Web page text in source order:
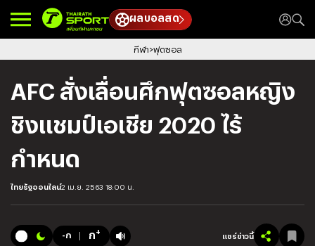
ผลบอลสด
กีฬา ฟุตซอล
AFC สั่งเลื่อนศึกฟุตซอลหญิง
ชิงแชมป์เอเชีย 2020 ไร้
กำหนด
ไทยรัฐออนไลน์2 เม.ย. 2563 18:00 น.
-ก ก+ แชร์ข่าวนี้